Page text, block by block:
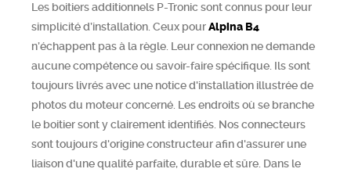
Les boitiers additionnels P-Tronic sont connus pour leur
simplicité d’installation. Ceux pourAlpina B4
n’échappent pas à la règle. Leur connexion ne demande
aucune compétence ou savoir-faire spécifique. Ils sont
toujours livrés avec une notice d'installation illustrée de
photos du moteur concerné. Les endroits où se branche
le boitier sont y clairement identifiés. Nos connecteurs
sont toujours d'origine constructeur afin d'assurer une
liaison d'une qualité parfaite, durable et sûre. Dans le